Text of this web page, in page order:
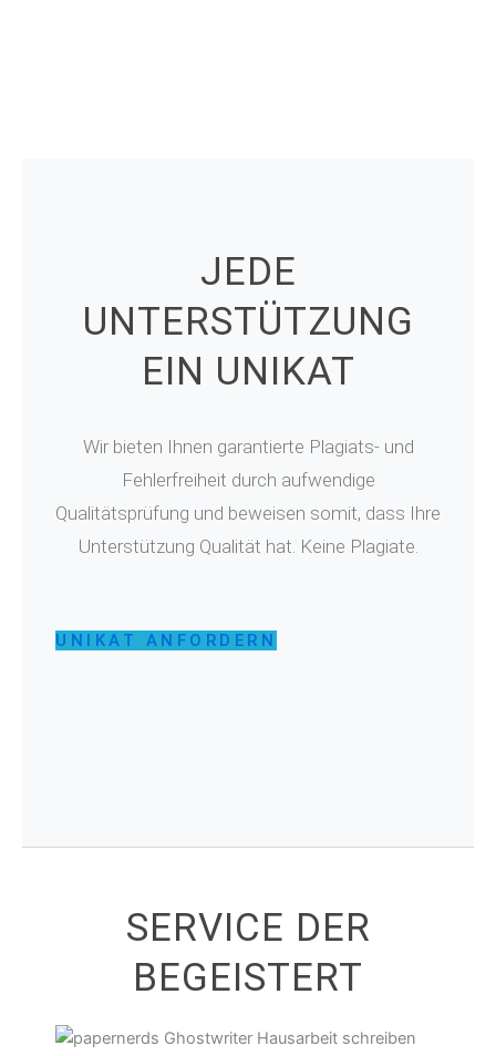
JEDE
UNTERSTÜTZUNG
EIN UNIKAT
Wir bieten Ihnen garantierte Plagiats- und
Fehlerfreiheit durch aufwendige
Qualitätsprüfung und beweisen somit, dass Ihre
Unterstützung Qualität hat. Keine Plagiate.
UNIKAT ANFORDERN
SERVICE DER
BEGEISTERT